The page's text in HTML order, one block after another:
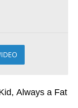
Always a Fat